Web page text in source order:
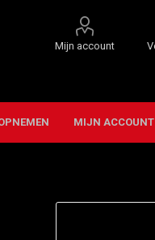
Mijn account
MIJN ACCOUNT